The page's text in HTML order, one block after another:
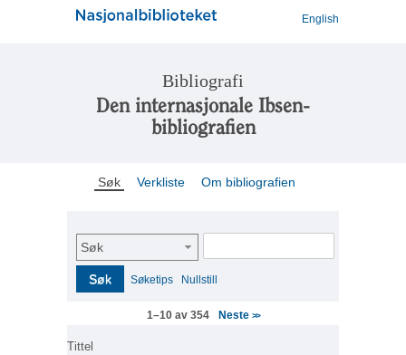
English
Bibliografi
Den internasjonale Ibsen-
bibliografien
Søk Verkliste Om bibliografien
Søk
Søk Søketips Nullstill
1–10 av 354 Neste >>
Tittel